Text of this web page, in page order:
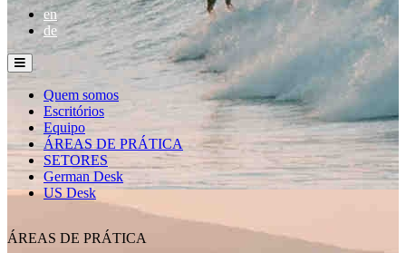
en
de
Quem somos
Escritórios
Equipo
ÁREAS DE PRÁTICA
SETORES
German Desk
US Desk
ÁREAS DE PRÁTICA